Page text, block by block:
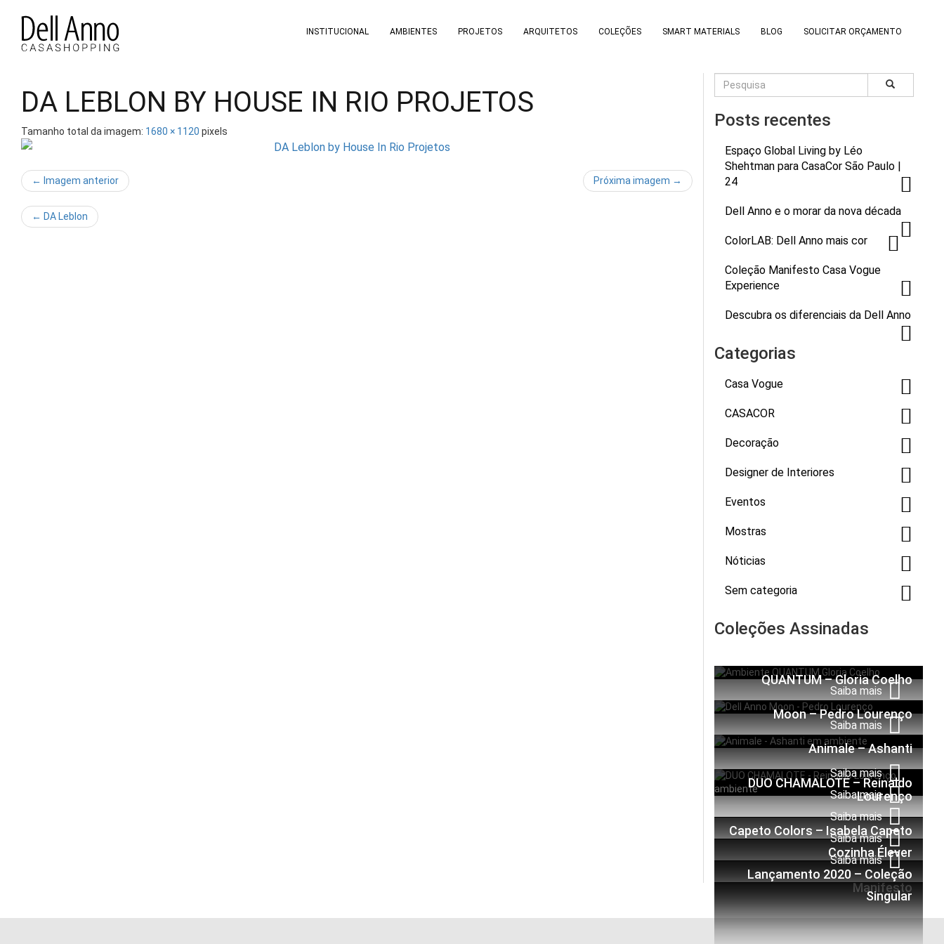
Pular
para
o
INSTITUCIONAL AMBIENTES PROJETOS ARQUITETOS COLEÇÕES SMART MATERIALS BLOG SOLICITAR ORÇAMENTO
DA LEBLON BY HOUSE IN RIO PROJETOS
Tamanho total da imagem: 1680 × 1120 pixels
← Imagem anterior Próxima imagem →
← DA Leblon
Posts recentes
Espaço Global Living by Léo
Shehtman para CasaCor São Paulo |
24
Dell Anno e o morar da nova década
ColorLAB: Dell Anno mais cor
Coleção Manifesto Casa Vogue
Experience
Descubra os diferenciais da Dell Anno
Categorias
Casa Vogue
CASACOR
Decoração
Designer de Interiores
Eventos
Mostras
Nóticias
Sem categoria
Coleções Assinadas
QUANTUM – Gloria Coelho
Moon – Pedro Lourenço
Saiba mais
Animale – Ashanti
Saiba mais
DUO CHAMALOTE – Reinaldo
Lourenço
Saiba mais
Capeto Colors – Isabela Capeto
Saiba mais
Cozinha Élever
Saiba mais
Lançamento 2020 – Coleção
Manifesto
Saiba mais
Singular
Saiba mais